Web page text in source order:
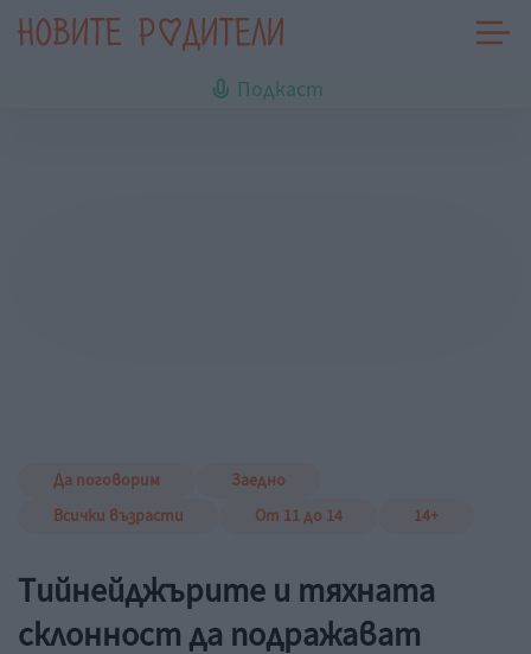
Подкаст
Да поговорим
Заедно
Всички възрасти
От 11 до 14 14+
Тийнейджърите и тяхната
склонност да подражават